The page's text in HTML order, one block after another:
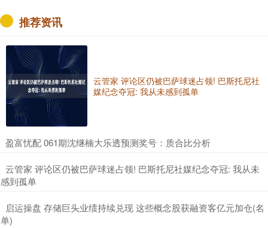
推荐资讯
云管家 评论区仍被巴萨球迷占领! 巴斯托尼社
媒纪念夺冠: 我从未感到孤单
​盈富忧配 061期沈继楠大乐透预测奖号：质合比分析
​云管家 评论区仍被巴萨球迷占领! 巴斯托尼社媒纪念夺冠: 我从未
感到孤单
​启运操盘 存储巨头业绩持续兑现 这些概念股获融资客亿元加仓(名
单)